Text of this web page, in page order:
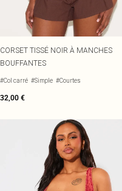
CORSET TISSÉ NOIR À MANCHES
BOUFFANTES
#Col carré #Simple #Courtes
32,00 €